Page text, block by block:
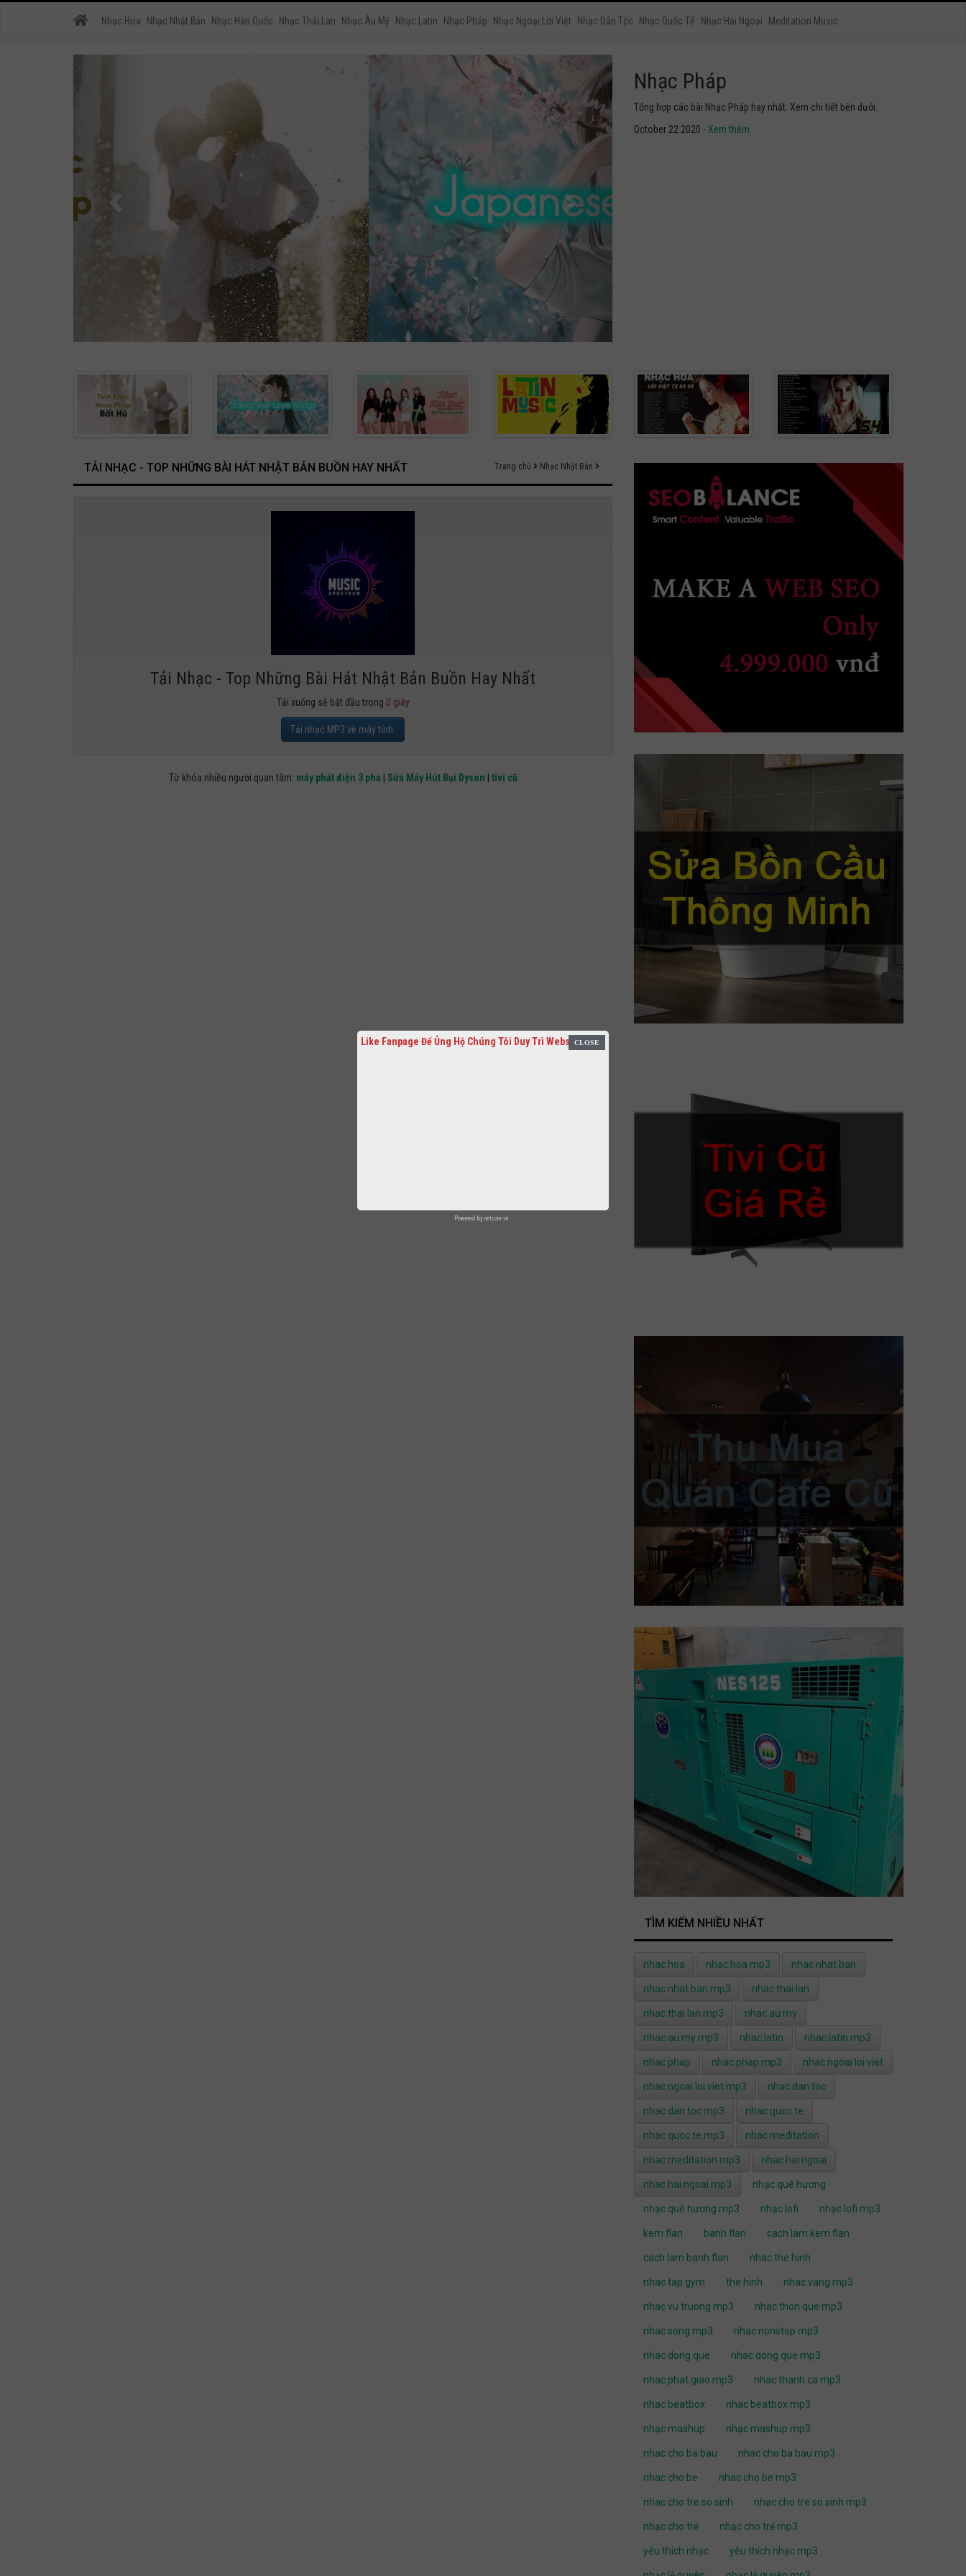
Nhạc Hoa Nhạc Nhật Bản Nhạc Hàn Quốc Nhạc Thái Lan Nhạc Âu Mỹ Nhạc Latin Nhạc Pháp Nhạc Ngoại Lời Việt Nhạc Dân Tộc Nhạc Quốc Tế Nhạc Hải Ngoại Meditation Music
Nhạc Nhật Bản
Tuyển tập các bài Nhạc Nhật Bản hay nhất. Không thể không
TẢI NHẠC - TOP NHỮNG BÀI HÁT NHẬT BẢN BUỒN HAY NHẤT Trang chủ Nhạc Nhật Bản
Tải Nhạc - Top Những Bài Hát Nhật Bản Buồn Hay Nhất
Tải xuống sẽ bắt đầu trong 0 giây
Tải nhạc MP3 về máy tính.
Từ khóa nhiều người quan tâm: máy phát điện 3 pha Sửa Máy Hút Bụi Dyson tivi cũ
TÌM KIẾM NHIỀU NHẤT
nhac hoa nhac hoa mp3 nhac nhat ban
nhac nhat ban mp3 nhac thai lan
nhac thai lan mp3 nhac au my
nhac au my mp3 nhac latin nhac latin mp3
nhac phap nhac phap mp3 nhac ngoai loi viet
nhac ngoai loi viet mp3 nhac dan toc
nhac dan toc mp3 nhac quoc te
nhac quoc te mp3 nhac meditation
nhac meditation mp3 nhac hai ngoai
nhac hai ngoai mp3 nhạc quê hương
nhạc quê hương mp3 nhạc lofi nhạc lofi mp3
kem flan banh flan cach lam kem flan
cach lam banh flan nhac the hinh
nhac tap gym the hinh nhac vang mp3
nhac vu truong mp3 nhac thon que mp3
nhac song mp3 nhac nonstop mp3
nhac dong que nhac dong que mp3
nhac phat giao mp3 nhac thanh ca mp3
nhac beatbox nhac beatbox mp3
nhạc mashup nhạc mashup mp3
nhac cho ba bau nhac cho ba bau mp3
nhac cho be nhac cho be mp3
nhac cho tre so sinh nhac cho tre so sinh mp3
nhạc cho trẻ nhạc cho trẻ mp3
yêu thích nhạc yêu thích nhạc mp3
Like Fanpage Để Ủng Hộ Chúng Tôi Duy Trì Website
Powered by netcore.vn